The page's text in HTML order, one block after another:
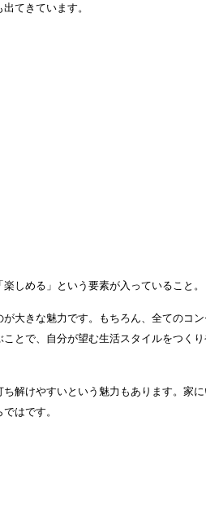
てきています。
しめる」という要素が入っていること。
大きな魅力です。もちろん、全てのコ
とで、自分が望む生活スタイルをつく
解けやすいという魅力もあります。家
はです。